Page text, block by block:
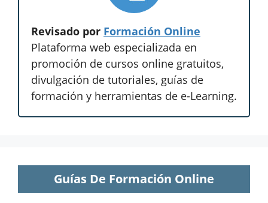
Revisado por Formación Online
Plataforma web especializada en
promoción de cursos online gratuitos,
divulgación de tutoriales, guías de
formación y herramientas de e-Learning.
Guías De Formación Online